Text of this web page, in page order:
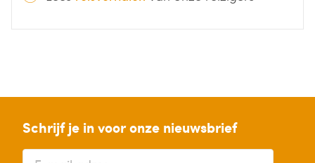
Schrijf je in voor onze nieuwsbrief